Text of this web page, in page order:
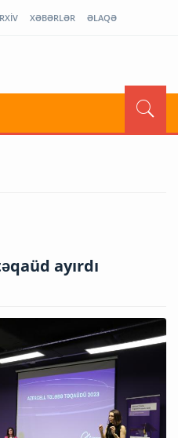
XƏBƏRLƏR ƏLAQƏ
ayırdı